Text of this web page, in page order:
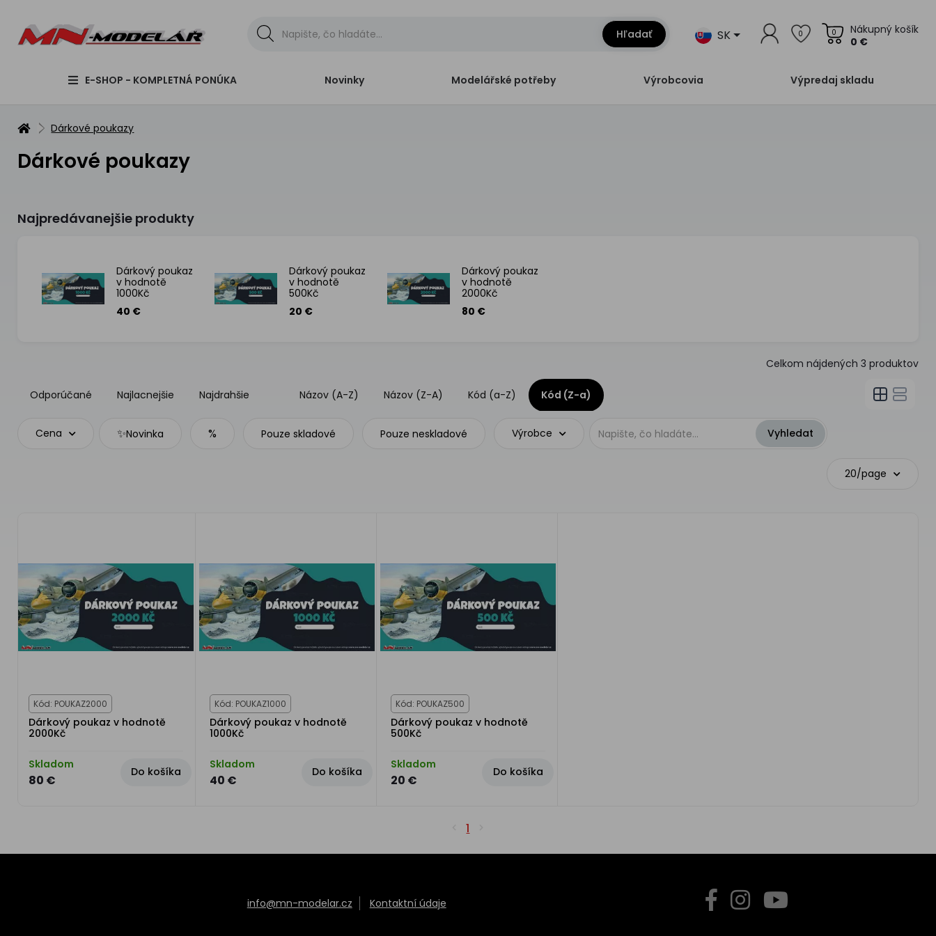
Hľadať SK 0
Nákupný košík
0 €
0
E-SHOP - KOMPLETNÁ PONÚKA Novinky Modelářské potřeby Výrobcovia Výpredaj skladu
Dárkové poukazy
Dárkové poukazy
Najpredávanejšie produkty
Dárkový poukaz
v hodnotě
1000Kč
40 €
Dárkový poukaz
v hodnotě
500Kč
20 €
Dárkový poukaz
v hodnotě
2000Kč
80 €
Celkom nájdených 3 produktov
Odporúčané Najlacnejšie Najdrahšie Názov (A-Z) Názov (Z-A) Kód (a-Z) Kód (Z-a)
Cena ✨Novinka % Pouze skladové Pouze neskladové Výrobce
20/page
Kód: POUKAZ2000
Dárkový poukaz v hodnotě
2000Kč
Skladom
80 €
Do košíka
Kód: POUKAZ1000
Dárkový poukaz v hodnotě
1000Kč
Skladom
40 €
Do košíka
Kód: POUKAZ500
Dárkový poukaz v hodnotě
500Kč
Skladom
20 €
Do košíka
1
info@mn-modelar.cz Kontaktní údaje